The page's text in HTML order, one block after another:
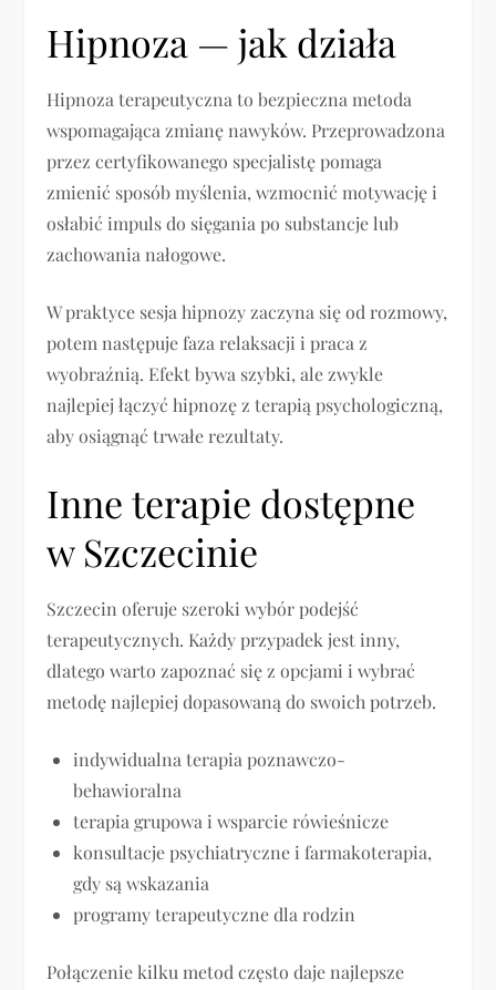
Hipnoza — jak działa
Hipnoza terapeutyczna to bezpieczna metoda
wspomagająca zmianę nawyków. Przeprowadzona
przez certyfikowanego specjalistę pomaga
zmienić sposób myślenia, wzmocnić motywację i
osłabić impuls do sięgania po substancje lub
zachowania nałogowe.
W praktyce sesja hipnozy zaczyna się od rozmowy,
potem następuje faza relaksacji i praca z
wyobraźnią. Efekt bywa szybki, ale zwykle
najlepiej łączyć hipnozę z terapią psychologiczną,
aby osiągnąć trwałe rezultaty.
Inne terapie dostępne
w Szczecinie
Szczecin oferuje szeroki wybór podejść
terapeutycznych. Każdy przypadek jest inny,
dlatego warto zapoznać się z opcjami i wybrać
metodę najlepiej dopasowaną do swoich potrzeb.
indywidualna terapia poznawczo-
behawioralna
terapia grupowa i wsparcie rówieśnicze
konsultacje psychiatryczne i farmakoterapia,
gdy są wskazania
programy terapeutyczne dla rodzin
Połączenie kilku metod często daje najlepsze